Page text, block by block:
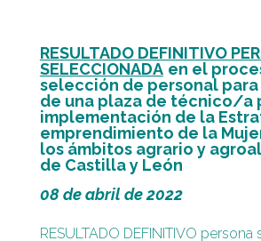
RESULTADO DEFINITIVO
SELECCIONADA en el
selección de personal
de una plaza de técnico/a
implementación de la
emprendimiento de la
los ámbitos agrario y
de Castilla y León
08 de abril de 2022
RESULTADO DEFINITIVO